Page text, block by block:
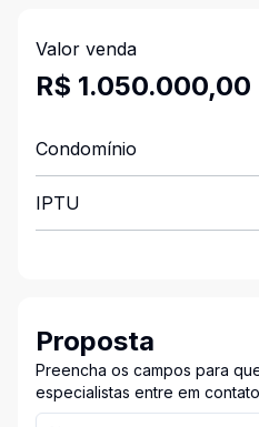
Valor venda
R$ 1.050.000,00
Condomínio
IPTU
Proposta
Preencha os campos para
especialistas entre em contato